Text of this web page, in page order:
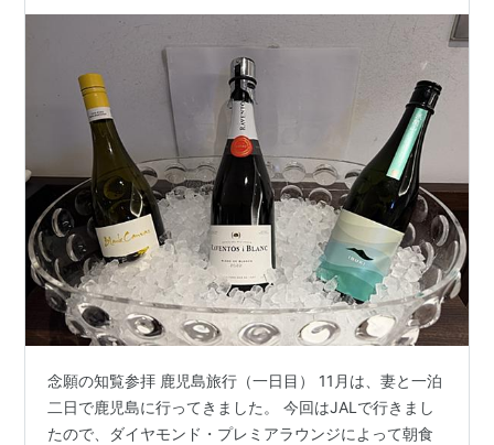
念願の知覧参拝 鹿児島旅行（一日目） 11月は、妻と一泊
二日で鹿児島に行ってきました。 今回はJALで行きまし
たので、ダイヤモンド・プレミアラウンジによって朝食